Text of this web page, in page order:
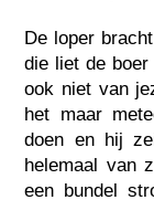
De loper
die liet de
ook niet van
het maar
doen en hij
helemaal van
een bundel